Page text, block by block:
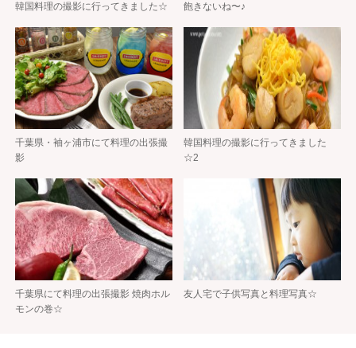
韓国料理の撮影に行ってきました☆ 飽きないね〜♪
千葉県・袖ヶ浦市にて料理の出張撮
影
韓国料理の撮影に行ってきました
☆2
千葉県にて料理の出張撮影 焼肉ホル
モンの巻☆
友人宅で子供写真と料理写真☆